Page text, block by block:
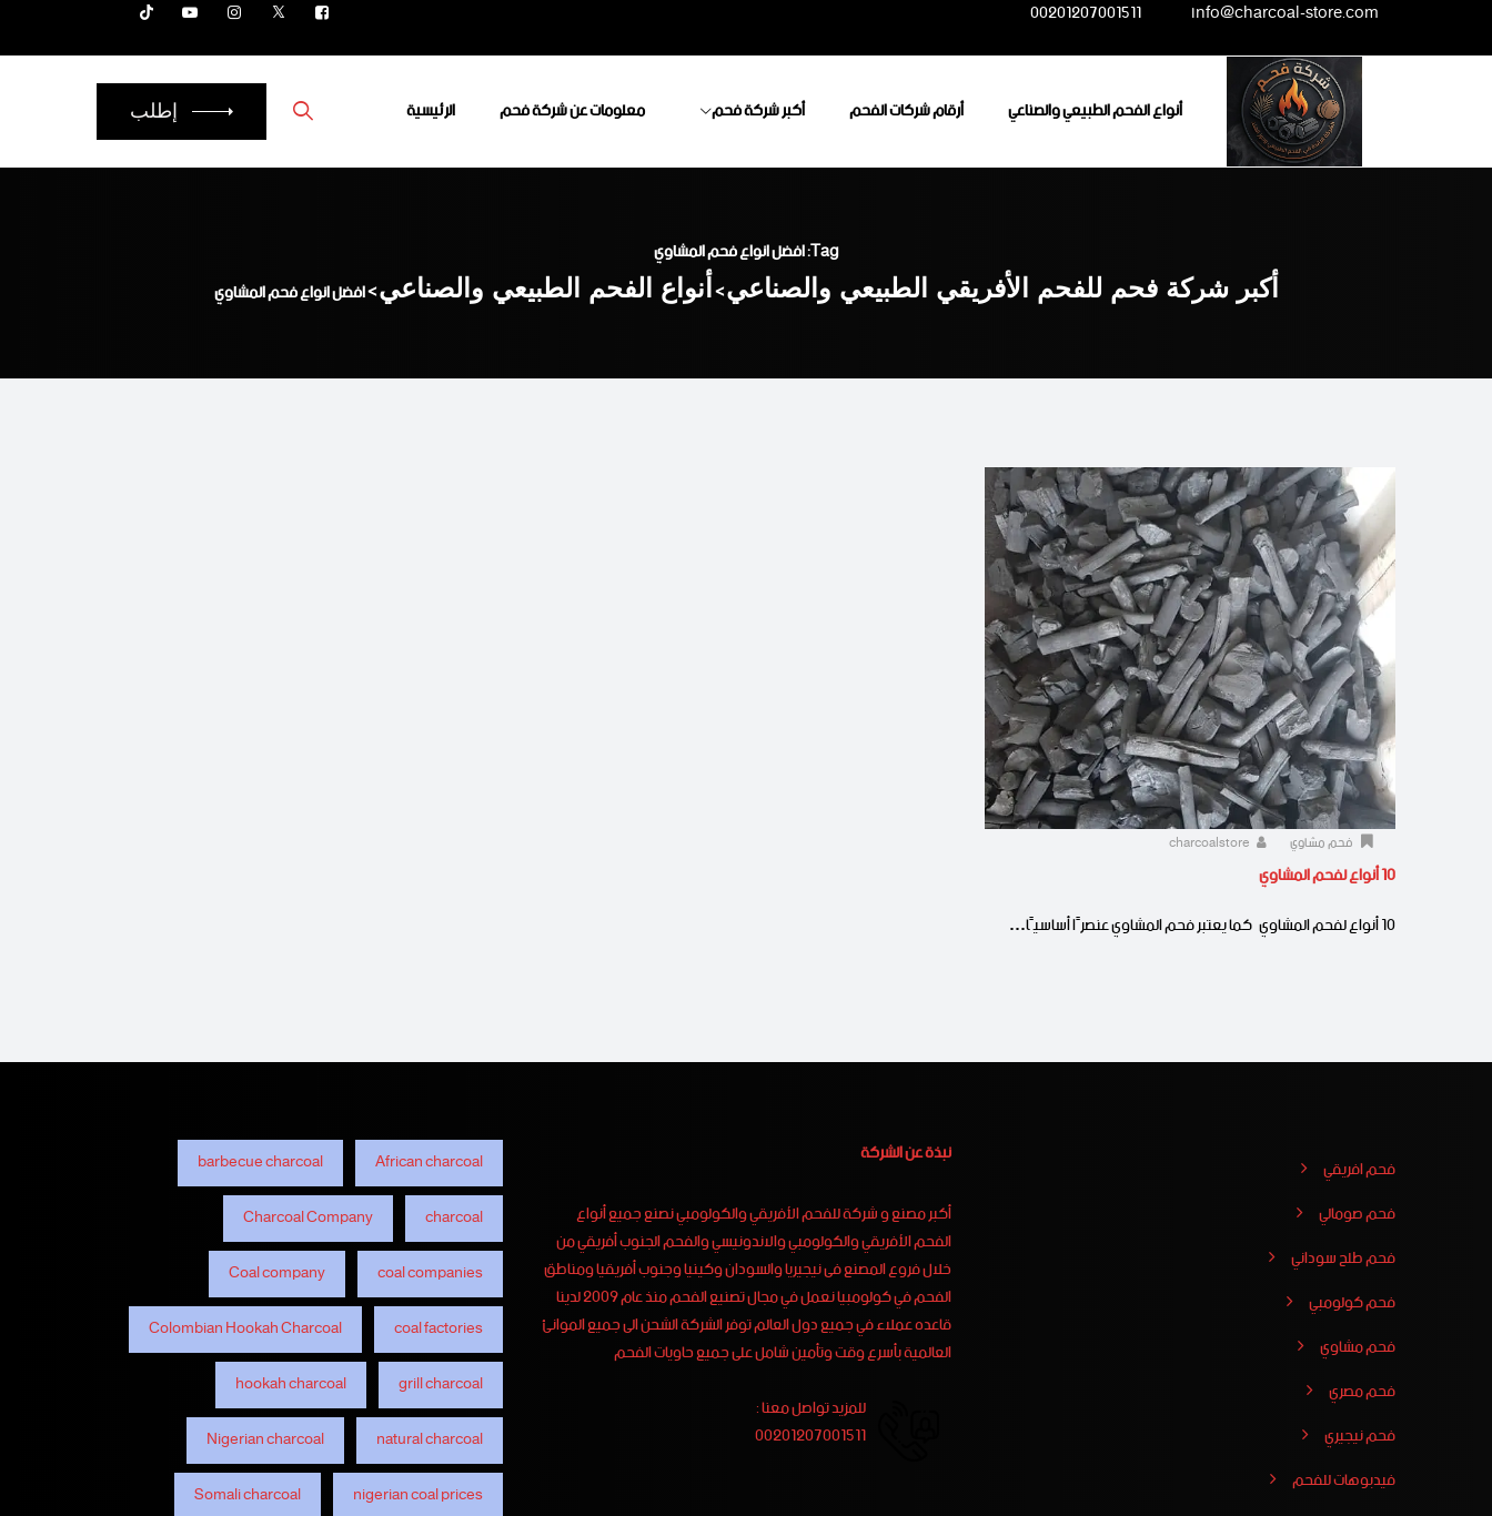
content
info@charcoal-store.com
00201207001511
الرئيسية معلومات عن شركة فحم أكبر شركة فحم أرقام شركات الفحم أنواع الفحم الطبيعي والصناعي إطلب
Tag: افضل انواع فحم المشاوي
أكبر شركة فحم للفحم الأفريقي الطبيعي والصناعي> أنواع الفحم الطبيعي والصناعي>افضل انواع فحم المشاوي
فحم مشاوي
10 أنواع لفحم المشاوي
10 أنواع لفحم المشاوي كما يعتبر فحم المشاوي عنصرًا أساسيًا…
فحم افريقي
فحم صومالي
فحم طلح سوداني
فحم كولومبي
فحم مشاوي
فحم مصري
فحم نيجيري
فيدبوهات للفحم
نبذة عن الشركة
أكبر مصنع و شركة للفحم الأفريقي والكولومبي نصنع جميع أنواع
الفحم الأفريقي والكولومبي والاندونيسي والفحم الجنوب أفريقي من
خلال فروع المصنع فى نيجيريا والسودان وكينيا وجنوب أفريقيا ومناطق
الفحم في كولومبيا نعمل في مجال تصنيع الفحم منذ عام 2009 لدينا
قاعده عملاء في جميع دول العالم توفر الشركة الشحن الى جميع الموانئ
العالمية بأسرع وقت وتأمين شامل على جميع حاويات الفحم
للمزيد تواصل معنا :
00201207001511
African charcoal
barbecue charcoal
charcoal
Charcoal Company
coal companies
Coal company
coal factories
Colombian Hookah Charcoal
grill charcoal
hookah charcoal
natural charcoal
Nigerian charcoal
nigerian coal prices
Somali charcoal